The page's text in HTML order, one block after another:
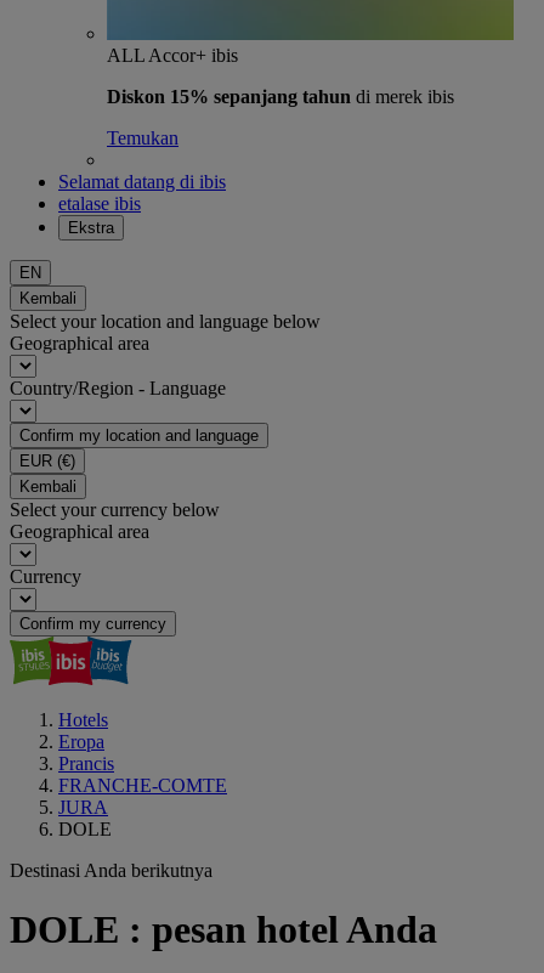
ALL Accor+ ibis
Diskon 15% sepanjang tahun di merek ibis
Temukan
Selamat datang di ibis
etalase ibis
Ekstra
EN
Kembali
Select your location and language below
Geographical area
Country/Region - Language
Confirm my location and language
EUR (€)
Kembali
Select your currency below
Geographical area
Currency
Confirm my currency
Hotels
Eropa
Prancis
FRANCHE-COMTE
JURA
DOLE
Destinasi Anda berikutnya
DOLE : pesan hotel Anda